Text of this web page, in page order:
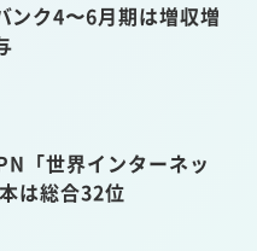
ンク4〜6月期は増収増
「世界インターネッ
は総合32位